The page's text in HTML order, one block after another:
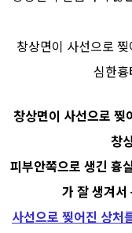
창상면이 사선으로
심한
창상면이 사선으로
창
피부안쪽으로 생긴
가 잘 생겨서
사선으로 찢어진 상처